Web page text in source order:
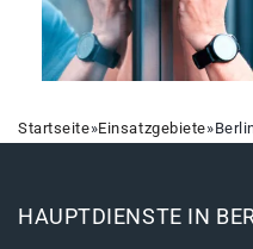
Startseite»Einsatzgebiete»
HAUPTDIENSTE IN